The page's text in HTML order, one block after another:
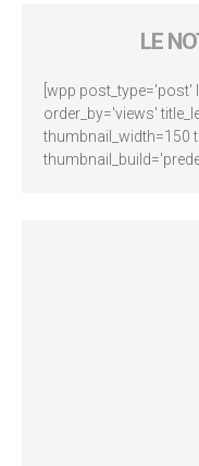
LE
[wpp post_type='post'
order_by='views'
thumbnail_width=150